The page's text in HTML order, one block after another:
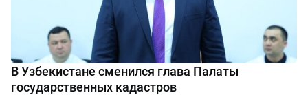
В Узбекистане сменился глава Палаты
государственных кадастров